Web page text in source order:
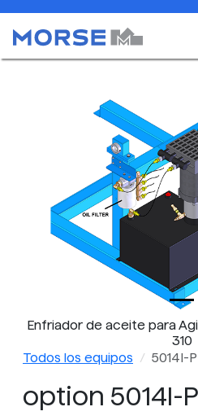
Enfriador de aceite para
310
Todos los equipos
5014I-P
option 5014I-P